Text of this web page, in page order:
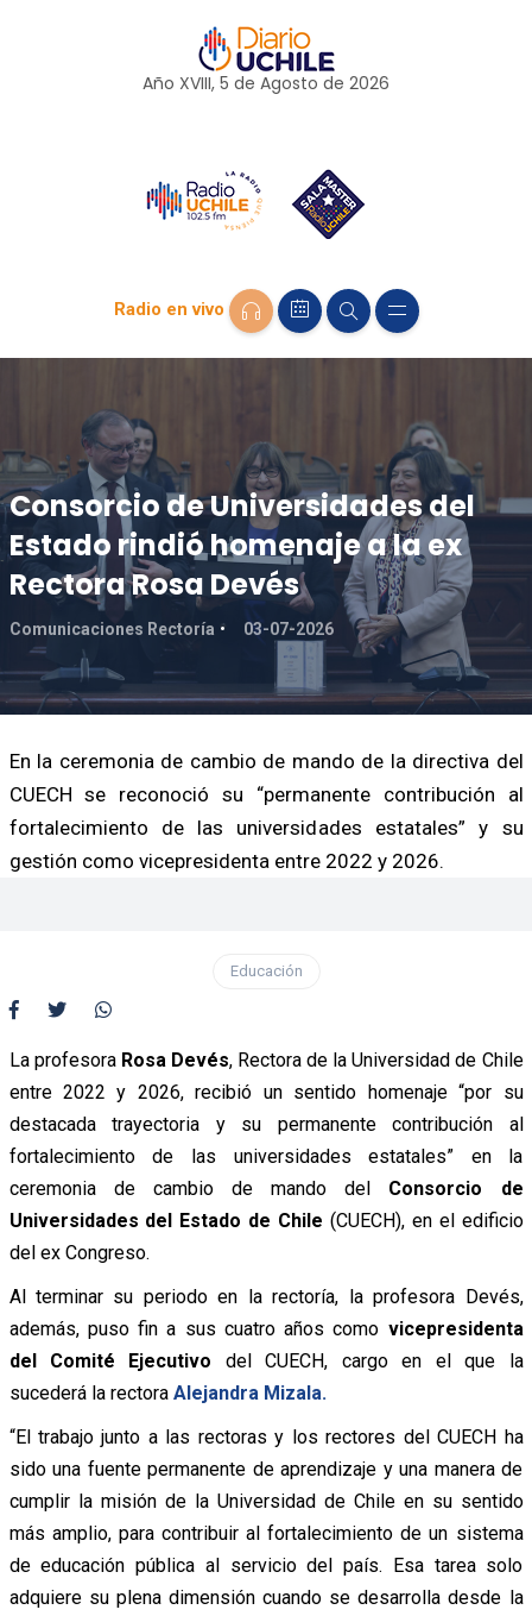
Año XVIII, 5 de Agosto de 2026
Radio en vivo
Consorcio de Universidades del
Estado rindió homenaje a la ex
Rectora Rosa Devés
Comunicaciones Rectoría 03-07-2026
En la ceremonia de cambio de mando de la directiva del
CUECH se reconoció su “permanente contribución al
fortalecimiento de las universidades estatales” y su
gestión como vicepresidenta entre 2022 y 2026.
Educación
La profesora Rosa Devés, Rectora de la Universidad de Chile
entre 2022 y 2026, recibió un sentido homenaje “por su
destacada trayectoria y su permanente contribución al
fortalecimiento de las universidades estatales” en la
ceremonia de cambio de mando del Consorcio de
Universidades del Estado de Chile (CUECH), en el edificio
del ex Congreso.
Al terminar su periodo en la rectoría, la profesora Devés,
además, puso fin a sus cuatro años como vicepresidenta
del Comité Ejecutivo del CUECH, cargo en el que la
sucederá la rectora Alejandra Mizala.
“El trabajo junto a las rectoras y los rectores del CUECH ha
sido una fuente permanente de aprendizaje y una manera de
cumplir la misión de la Universidad de Chile en su sentido
más amplio, para contribuir al fortalecimiento de un sistema
de educación pública al servicio del país. Esa tarea solo
adquiere su plena dimensión cuando se desarrolla desde la